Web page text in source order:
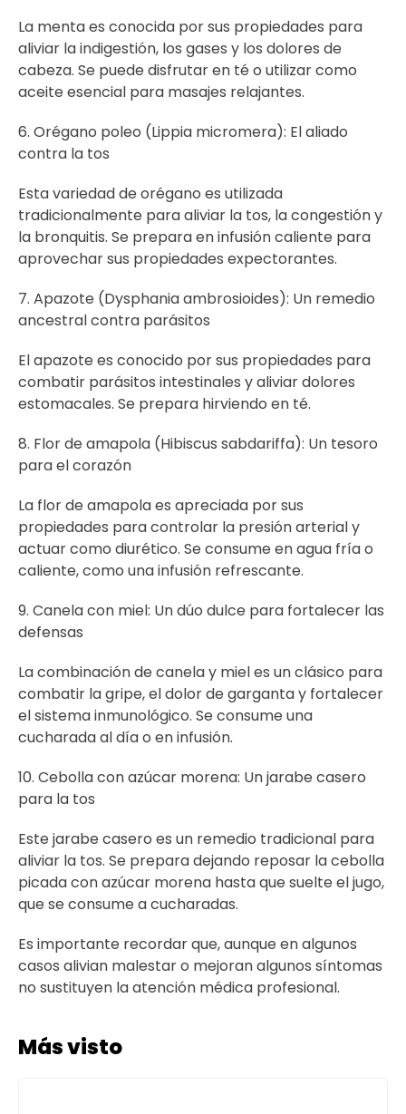
La menta es conocida por sus propiedades para
aliviar la indigestión, los gases y los dolores de
cabeza. Se puede disfrutar en té o utilizar como
aceite esencial para masajes relajantes.
6. Orégano poleo (Lippia micromera): El aliado
contra la tos
Esta variedad de orégano es utilizada
tradicionalmente para aliviar la tos, la congestión y
la bronquitis. Se prepara en infusión caliente para
aprovechar sus propiedades expectorantes.
7. Apazote (Dysphania ambrosioides): Un remedio
ancestral contra parásitos
El apazote es conocido por sus propiedades para
combatir parásitos intestinales y aliviar dolores
estomacales. Se prepara hirviendo en té.
8. Flor de amapola (Hibiscus sabdariffa): Un tesoro
para el corazón
La flor de amapola es apreciada por sus
propiedades para controlar la presión arterial y
actuar como diurético. Se consume en agua fría o
caliente, como una infusión refrescante.
9. Canela con miel: Un dúo dulce para fortalecer las
defensas
La combinación de canela y miel es un clásico para
combatir la gripe, el dolor de garganta y fortalecer
el sistema inmunológico. Se consume una
cucharada al día o en infusión.
10. Cebolla con azúcar morena: Un jarabe casero
para la tos
Este jarabe casero es un remedio tradicional para
aliviar la tos. Se prepara dejando reposar la cebolla
picada con azúcar morena hasta que suelte el jugo,
que se consume a cucharadas.
Es importante recordar que, aunque en algunos
casos alivian malestar o mejoran algunos síntomas
no sustituyen la atención médica profesional.
Más visto